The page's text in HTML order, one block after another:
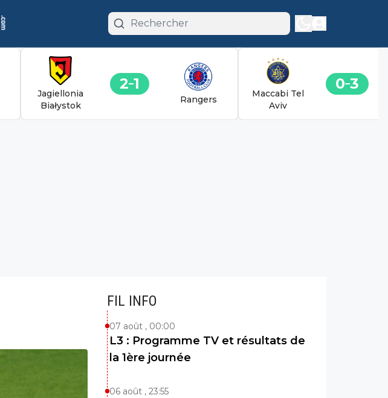
Jagiellonia
Białystok
2 1
Rangers
Maccabi Tel
Aviv
0 3
FIL INFO
07 août , 00:00
L3 : Programme TV et résultats de
la 1ère journée
06 août , 23:55